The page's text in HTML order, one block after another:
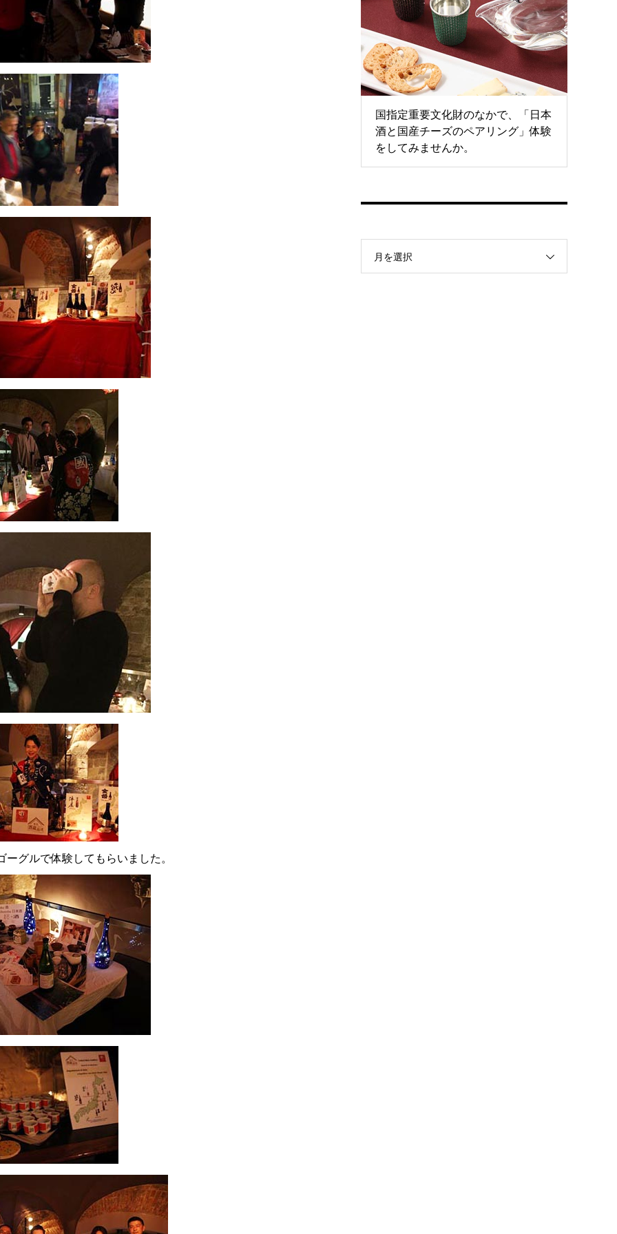
グルで体験してもらいました。
国指定重要文化財のなかで、「日本
酒と国産チーズのペアリング」体験
をしてみませんか。
月を選択